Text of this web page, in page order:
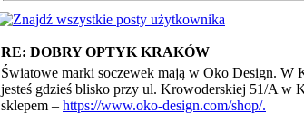
RE: DOBRY OPTYK KRAKÓW
Światowe marki soczewek mają w Oko Design. W
jesteś gdzieś blisko przy ul. Krowoderskiej 51/A w
sklepem – https://www.oko-design.com/shop/.